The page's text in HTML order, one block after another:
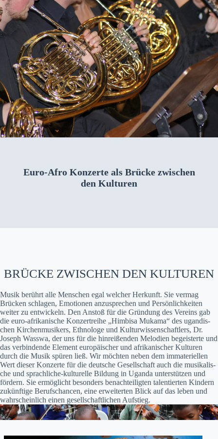
Euro-Afro Konz­erte als Brücke zwis­chen
den Kul­turen
BRÜCKE ZWISCHEN DEN KULTUREN
Musik berührt alle Men­schen egal welch­er Herkun­ft. Sie ver­mag
Brück­en schla­gen, Emo­tio­nen anzus­prechen und Per­sön­lichkeit­en
weit­er zu entwick­eln. Den Anstoß für die Grün­dung des Vere­ins gab
die euro-afrikanis­che Konz­ertrei­he „Him­bisa Muka­ma“ des ugan­dis­
chen Kirchen­musik­ers, Eth­nologe und Kul­tur­wis­senschaftlers, Dr.
Joseph Wass­wa, der uns für die hin­reißen­den Melo­di­en begeis­terte und
das verbindende Ele­ment europäis­ch­er und afrikanis­ch­er Kul­turen
durch die Musik spüren ließ. Wir möcht­en neben dem imma­teriellen
Wert dieser Konz­erte für die deutsche Gesellschaft auch die musikalis­
che und sprach­liche-kul­turelle Bil­dung in Ugan­da unter­stützen und
fördern. Sie ermöglicht beson­ders benachteiligten tal­en­tierten Kindern
zukün­ftige Beruf­schan­cen, eine erweit­erten Blick auf das leben und
wahrschein­lich einen gesellschaftlichen Auf­stieg.